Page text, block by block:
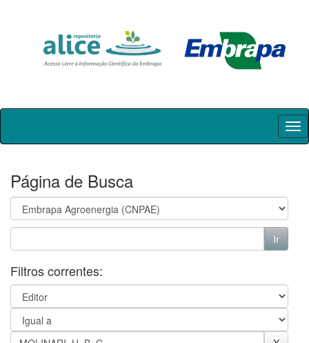
Skip
Página de Busca
Filtros correntes: